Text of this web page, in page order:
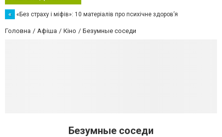
« «Без страху і міфів»: 10 матеріалів про психічне здоров’я
Головна Афіша Кіно Безумные соседи
Безумные соседи